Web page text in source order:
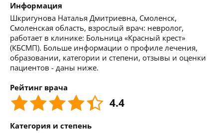
Информация
Шкригунова Наталья Дмитриевна, Смоленск,
Смоленская область, взрослый врач: невролог,
работает в клинике: Больница «Красный крест»
(КБСМП). Больше информации о профиле лечения,
образовании, категории и степени, отзывы и оценки
пациентов - даны ниже.
Рейтинг врача
4.4
Категория и степень